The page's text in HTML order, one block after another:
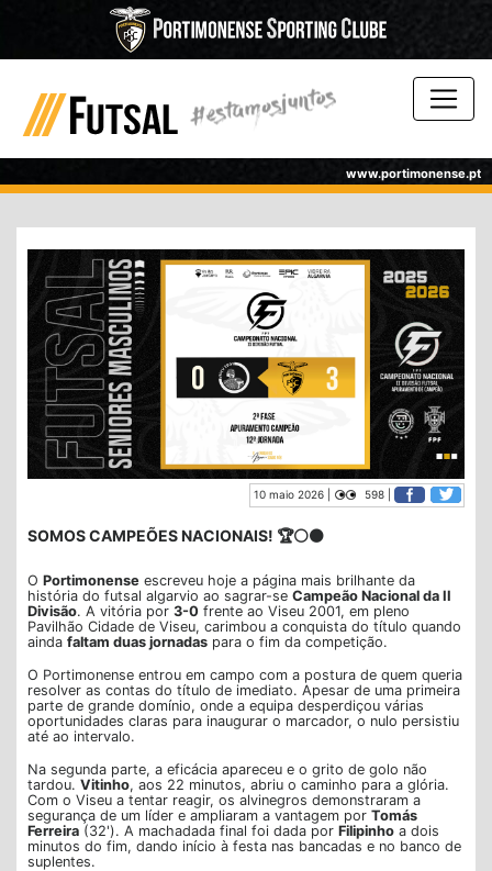
www.portimonense.pt
10 maio 2026 | 598 |
SOMOS CAMPEÕES NACIONAIS! 🏆⚪⚫
O Portimonense escreveu hoje a página mais brilhante da
história do futsal algarvio ao sagrar-se Campeão Nacional da II
Divisão. A vitória por 3-0 frente ao Viseu 2001, em pleno
Pavilhão Cidade de Viseu, carimbou a conquista do título quando
ainda faltam duas jornadas para o fim da competição.
O Portimonense entrou em campo com a postura de quem queria
resolver as contas do título de imediato. Apesar de uma primeira
parte de grande domínio, onde a equipa desperdiçou várias
oportunidades claras para inaugurar o marcador, o nulo persistiu
até ao intervalo.
Na segunda parte, a eficácia apareceu e o grito de golo não
tardou. Vitinho, aos 22 minutos, abriu o caminho para a glória.
Com o Viseu a tentar reagir, os alvinegros demonstraram a
segurança de um líder e ampliaram a vantagem por Tomás
Ferreira (32'). A machadada final foi dada por Filipinho a dois
minutos do fim, dando início à festa nas bancadas e no banco de
suplentes.